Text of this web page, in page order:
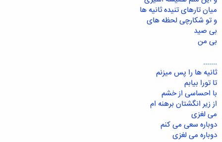
میان تارهای تنیده ثانیه ها
و تو شکارچی لحظه های
بی صید
بی من
.......
ثانیه ها را پس میزنم
تا تورا بیابم
با احساسی از خشم
از زیر انگشتان برهنه ام
می لغزی
دوباره سعی می کنم
دوباره می لغزی